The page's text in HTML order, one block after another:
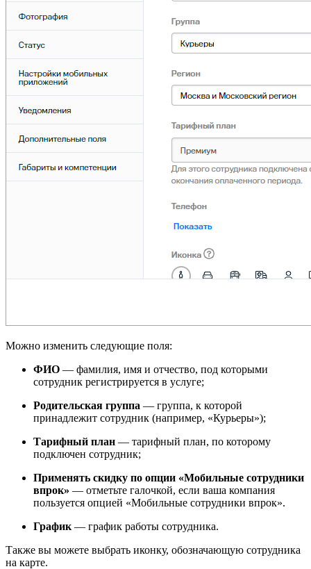
Можно изменить следующие поля:
ФИО — фамилия, имя и отчество, под которыми
сотрудник регистрируется в услуге;
Родительская группа — группа, к которой
принадлежит сотрудник (например, «Курьеры»);
Тарифный план — тарифный план, по которому
подключен сотрудник;
Применять скидку по опции «Мобильные сотрудники
впрок» — отметьте галочкой, если ваша компания
пользуется опцией «Мобильные сотрудники впрок».
График — график работы сотрудника.
Также вы можете выбрать иконку, обозначающую сотрудника
на карте.